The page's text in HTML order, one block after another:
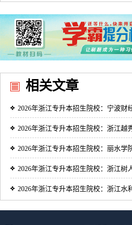
相关文章
2026年浙江专升本招生院校：宁波财
2026年浙江专升本招生院校：浙江越
2026年浙江专升本招生院校：丽水学
2026年浙江专升本招生院校：浙江树
2026年浙江专升本招生院校：浙江水